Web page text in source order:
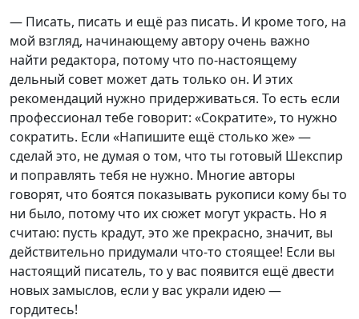
— Писать, писать и ещё раз писать. И кроме того, на
мой взгляд, начинающему автору очень важно
найти редактора, потому что по-настоящему
дельный совет может дать только он. И этих
рекомендаций нужно придерживаться. То есть если
профессионал тебе говорит: «Сократите», то нужно
сократить. Если «Напишите ещё столько же» —
сделай это, не думая о том, что ты готовый Шекспир
и поправлять тебя не нужно. Многие авторы
говорят, что боятся показывать рукописи кому бы то
ни было, потому что их сюжет могут украсть. Но я
считаю: пусть крадут, это же прекрасно, значит, вы
действительно придумали что-то стоящее! Если вы
настоящий писатель, то у вас появится ещё двести
новых замыслов, если у вас украли идею —
гордитесь!